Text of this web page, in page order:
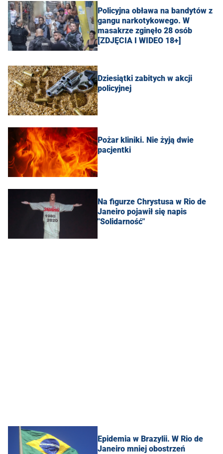
Policyjna obława na bandytów z
gangu narkotykowego. W
masakrze zginęło 28 osób
[ZDJĘCIA I WIDEO 18+]
Dziesiątki zabitych w akcji
policyjnej
Pożar kliniki. Nie żyją dwie
pacjentki
Na figurze Chrystusa w Rio de
Janeiro pojawił się napis
"Solidarność"
Epidemia w Brazylii. W Rio de
Janeiro mniej obostrzeń